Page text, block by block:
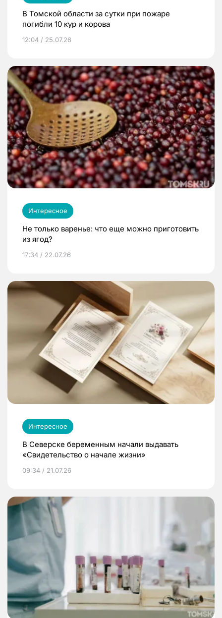
В Томской области за сутки при пожаре
погибли 10 кур и корова
12:04 / 25.07.26
Интересное
Не только варенье: что еще можно приготовить
из ягод?
17:34 / 22.07.26
Интересное
В Северске беременным начали выдавать
«Свидетельство о начале жизни»
09:34 / 21.07.26